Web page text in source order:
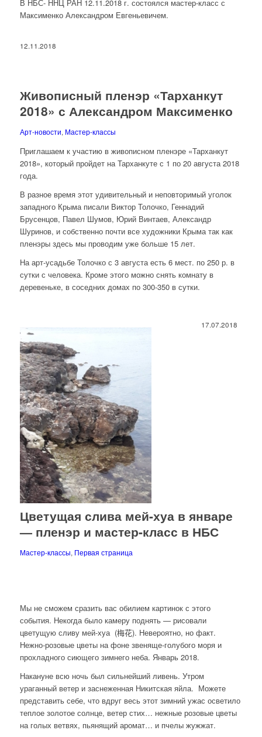
В НБС- ННЦ РАН 12.11.2018 г. состоялся мастер-класс с
Максименко Александром Евгеньевичем.
12.11.2018
Живописный пленэр «Тарханкут
2018» с Александром Максименко
Арт-новости, Мастер-классы
Приглашаем к участию в живописном пленэре «Тарханкут
2018», который пройдет на Тарханкуте с 1 по 20 августа 2018
года.
В разное время этот удивительный и неповторимый уголок
западного Крыма писали Виктор Толочко, Геннадий
Брусенцов, Павел Шумов, Юрий Винтаев, Александр
Шуринов, и собственно почти все художники Крыма так как
пленэры здесь мы проводим уже больше 15 лет.
На арт-усадьбе Толочко с 3 августа есть 6 мест. по 250 р. в
сутки с человека. Кроме этого можно снять комнату в
деревеньке, в соседних домах по 300-350 в сутки.
17.07.2018
Цветущая слива мей-хуа в январе
— пленэр и мастер-класс в НБС
Мастер-классы, Первая страница
Мы не сможем сразить вас обилием картинок с этого
события. Некогда было камеру поднять — рисовали
цветущую сливу мей-хуа (梅花). Невероятно, но факт.
Нежно-розовые цветы на фоне звеняще-голубого моря и
прохладного сиющего зимнего неба. Январь 2018.
Накануне всю ночь был сильнейший ливень. Утром
ураганный ветер и заснеженная Никитская яйла. Можете
представить себе, что вдруг весь этот зимний ужас осветило
теплое золотое солнце, ветер стих… нежные розовые цветы
на голых ветвях, пьянящий аромат… и пчелы жужжат.